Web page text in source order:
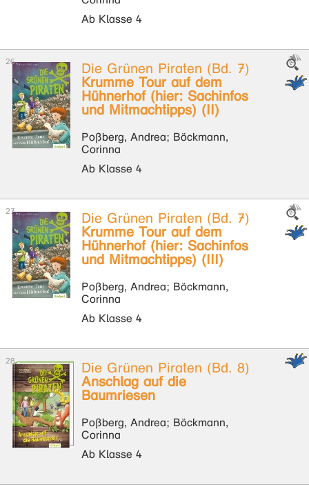
Ab Klasse 4
Die Grünen Piraten (Bd. 7)
Krumme Tour auf dem
Hühnerhof (hier: Sachinfos
und Mitmachtipps) (II)
Poßberg, Andrea; Böckmann,
Corinna
Ab Klasse 4
Die Grünen Piraten (Bd. 7)
Krumme Tour auf dem
Hühnerhof (hier: Sachinfos
und Mitmachtipps) (III)
Poßberg, Andrea; Böckmann,
Corinna
Ab Klasse 4
Die Grünen Piraten (Bd. 8)
Anschlag auf die
Baumriesen
Poßberg, Andrea; Böckmann,
Corinna
Ab Klasse 4